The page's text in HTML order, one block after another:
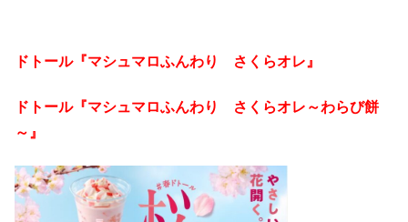
ドトール『マシュマロふんわり さくらオレ』
ドトール『マシュマロふんわり さくらオレ～わらび餅
～』